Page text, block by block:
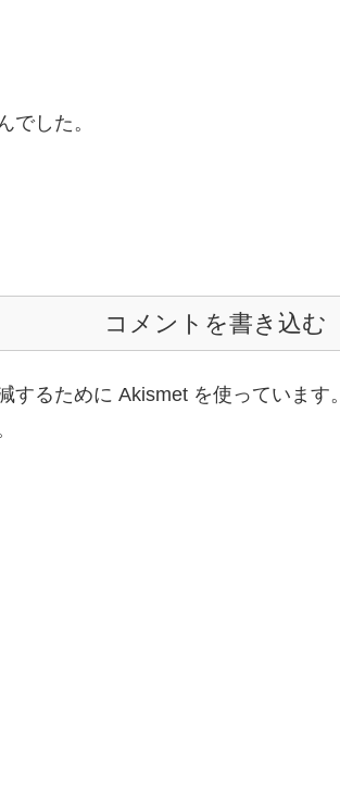
でした。
コメントを書き込む
するために Akismet を使っています。